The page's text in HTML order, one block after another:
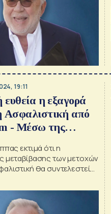
19:11
ευθεία η εξαγορά
Ασφαλιστική από
- Μέσω της
εκτιμά ότι η
μεταβίβασης των μετοχών
θα συντελεστεί
για το υπόλοιπο 35%